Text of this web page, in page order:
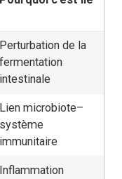
Perturbation de la
fermentation
intestinale
Lien microbiote–
système
immunitaire
Inflammation